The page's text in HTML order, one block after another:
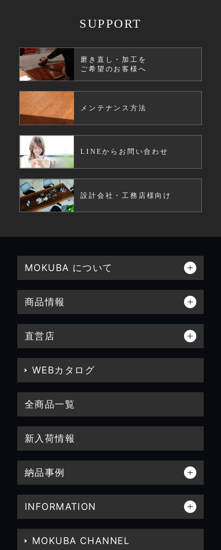
SUPPORT
磨き直し・加工を
ご希望のお客様へ
メンテナンス方法
LINEからお問い合わせ
設計会社・工務店様向け
MOKUBA について
商品情報
直営店
WEBカタログ
全商品一覧
新入荷情報
納品事例
INFORMATION
MOKUBA CHANNEL